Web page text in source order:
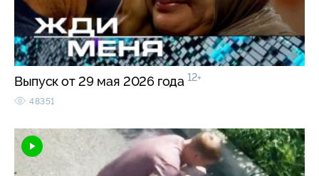
Выпуск от 29 мая 2026 года 12+
48351